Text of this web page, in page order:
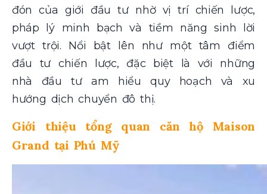
đón của giới đầu tư nhờ vị trí chiến lược,
pháp lý minh bạch và tiềm năng sinh lời
vượt trội. Nổi bật lên như một tâm điểm
đầu tư chiến lược, đặc biệt là với những
nhà đầu tư am hiểu quy hoạch và xu
hướng dịch chuyển đô thị.
Giới thiệu tổng quan căn hộ Maison
Grand tại Phú Mỹ